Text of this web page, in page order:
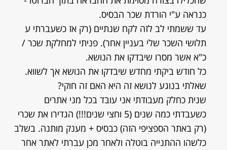
כנראה ע"י הורדת שכר הבסיס.
עד ששמתי לב לזה לקח שנתיים (רק אז כשעברתי ע
תלושי השכר שלי בעניין אחר). פניתי למחלקת שכר /
כ"א אשר מסרו שיבדקו את הנושא.
כל חודש ביקתי מחדש שיבדקו את הנושא אך לשווא.
שאלתי בנוגע לנושא זה היא האם זה חוקי?
שנית כחלק מעבודתי אני עובד בכל מני אתרים
כשעבדתי כמה שנים (5 וחצי שנים!!!) הגדירו את שכרי
(רק באתר הספציפי הזה) כבסיס + מענק מותנה. בשלב
כלשהו ההתנייה בוטלה ולאחר מכן עברתי לאתר אחר